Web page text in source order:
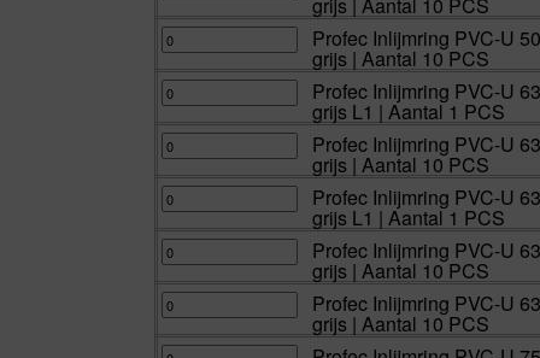
aantal
L1
Aantal
1
PCS
x
16bar
grijs
|
10
PCS
aantal
x
mm
lijmspie
x
16bar
grijs
L1
Aantal
1
PCS
PVC-
50
mm
x
mm
lijmspie
x
16bar
grijs
|
10
PCS
aantal
grijs | Aantal 10 PCS
Profec
Inlijmring
PVC-
50
mm
x
mm
lijmspie
x
16bar
grijs
|
10
PCS
aantal
Profec Inlijmring PVC-U
grijs | Aantal 10 PCS
Profec
Inlijmring
PVC-
63
mm
x
mm
lijmspie
x
16bar
grijs
L1
Aantal
1
PCS
Profec Inlijmring PVC-U
grijs L1 | Aantal 1 PCS
Profec
Inlijmring
PVC-
63
mm
x
mm
lijmspie
x
16bar
grijs
|
10
Profec Inlijmring PVC-U
grijs | Aantal 10 PCS
Profec
Inlijmring
PVC-
63
mm
x
mm
lijmspie
x
16bar
Profec Inlijmring PVC-U
grijs L1 | Aantal 1 PCS
Profec
Inlijmring
PVC-
63
mm
x
mm
Profec Inlijmring PVC-U
grijs | Aantal 10 PCS
Profec
Inlijmring
PVC-
63
Profec Inlijmring PVC-U
grijs | Aantal 10 PCS
Profec